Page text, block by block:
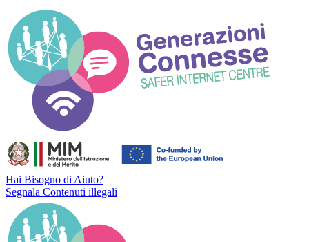
Hai Bisogno di Aiuto?
Segnala Contenuti illegali